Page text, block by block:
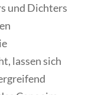
und Dichters
lassen sich